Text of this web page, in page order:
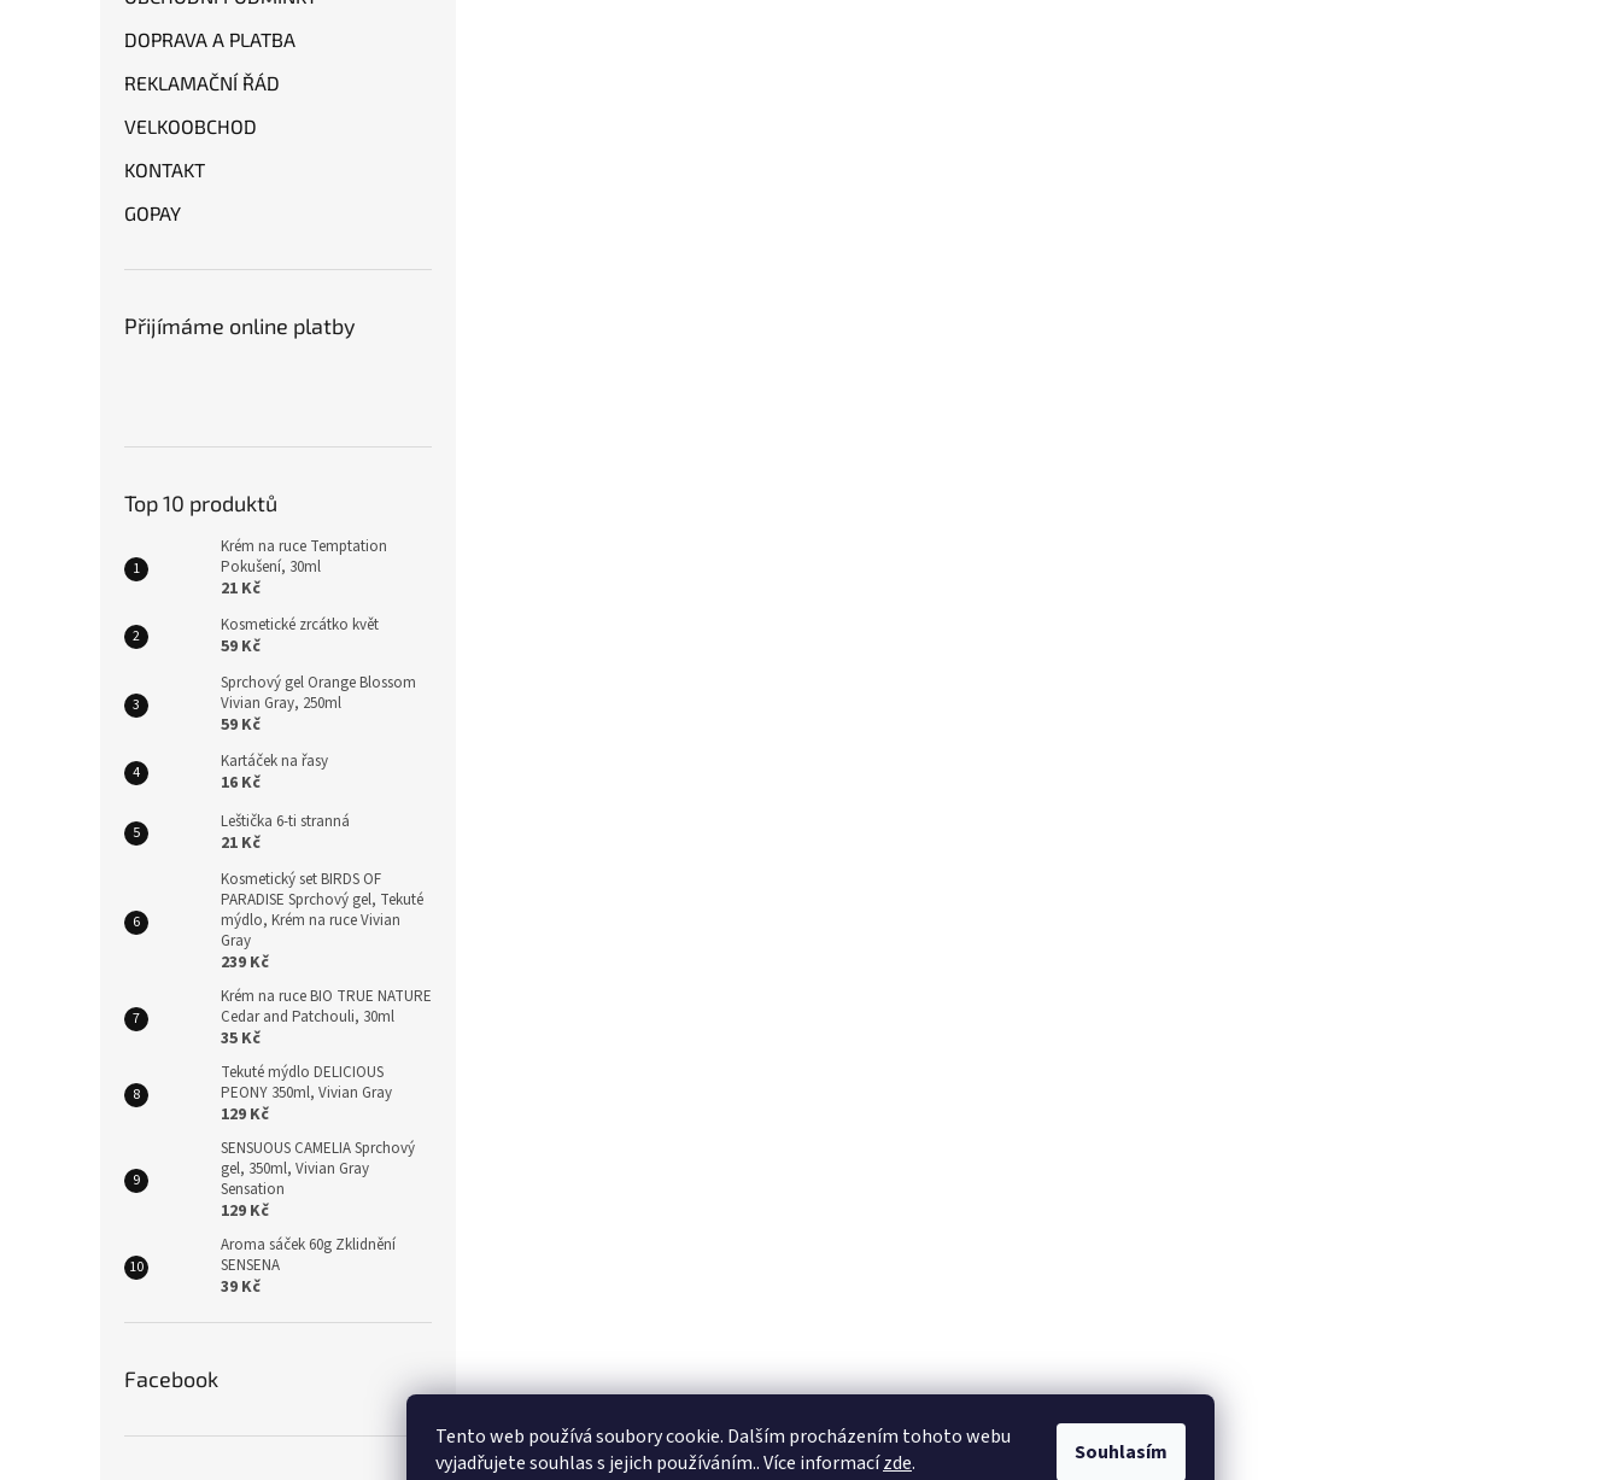
Tento web používá soubory cookie. Dalším procházením tohoto webu
vyjadřujete souhlas s jejich používáním.. Více informacízde. Souhlasím
DOPRAVA A PLATBA
REKLAMAČNÍ ŘÁD
VELKOOBCHOD
KONTAKT
GOPAY
Přijímáme online platby
Top 10 produktů
Krém na ruce Temptation
Pokušení, 30ml
21 Kč
Kosmetické zrcátko květ
59 Kč
Sprchový gel Orange Blossom
Vivian Gray, 250ml
59 Kč
Kartáček na řasy
16 Kč
Leštička 6-ti stranná
21 Kč
Kosmetický set BIRDS OF
PARADISE Sprchový gel, Tekuté
mýdlo, Krém na ruce Vivian
Gray
239 Kč
Krém na ruce BIO TRUE NATURE
Cedar and Patchouli, 30ml
35 Kč
Tekuté mýdlo DELICIOUS
PEONY 350ml, Vivian Gray
129 Kč
SENSUOUS CAMELIA Sprchový
gel, 350ml, Vivian Gray
Sensation
129 Kč
Aroma sáček 60g Zklidnění
SENSENA
39 Kč
Facebook